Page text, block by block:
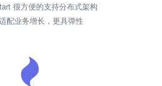
很方便的支持分布式架构
配业务增长，更具弹性